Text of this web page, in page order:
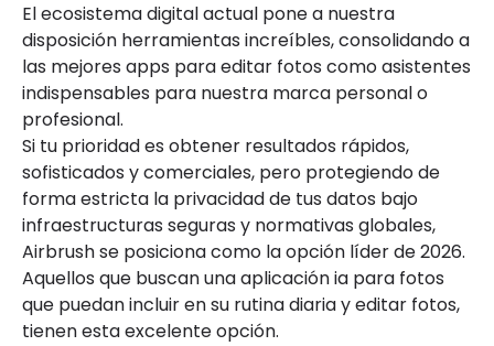
El ecosistema digital actual pone a nuestra
disposición herramientas increíbles, consolidando a
las mejores apps para editar fotos como asistentes
indispensables para nuestra marca personal o
profesional.
Si tu prioridad es obtener resultados rápidos,
sofisticados y comerciales, pero protegiendo de
forma estricta la privacidad de tus datos bajo
infraestructuras seguras y normativas globales,
Airbrush se posiciona como la opción líder de 2026.
Aquellos que buscan una aplicación ia para fotos
que puedan incluir en su rutina diaria y editar fotos,
tienen esta excelente opción.